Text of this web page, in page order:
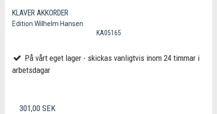
KLAVER AKKORDER
Edition Wilhelm Hansen
KA05165
På vårt eget lager - skickas vanligtvis inom 24 timmar i
arbetsdagar
301,00 SEK